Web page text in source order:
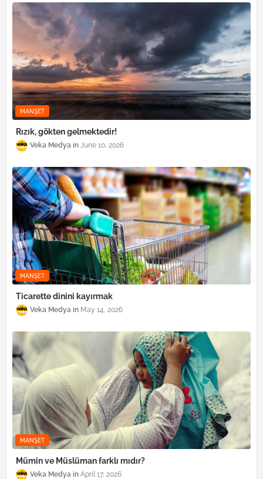
MANŞET
Rızık, gökten gelmektedir!
Veka Medya June 10, 2026
MANŞET
Ticarette dinini kayırmak
Veka Medya May 14, 2026
MANŞET
Mümin ve Müslüman farklı mıdır?
Veka Medya April 17, 2026